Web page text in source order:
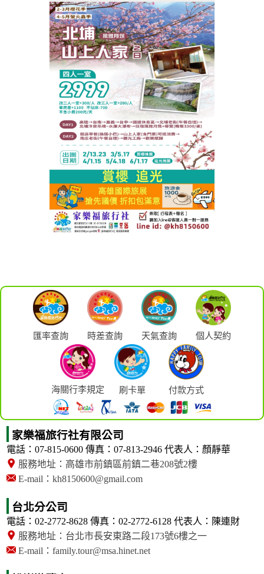
匯率查詢 時差查詢 天氣查詢 個人契約
海關行李規定 刷卡單 付款方式
家樂福旅行社有限公司
電話：07-815-0600 傳真：07-813-2946 代表人：顏靜華
服務地址：高雄市前鎮區前鎮二巷208號2樓
E-mail：kh8150600@gmail.com
台北分公司
電話：02-2772-8628 傳真：02-2772-6128 代表人：陳連財
服務地址：台北市長安東路二段173號6樓之一
E-mail：family.tour@msa.hinet.net